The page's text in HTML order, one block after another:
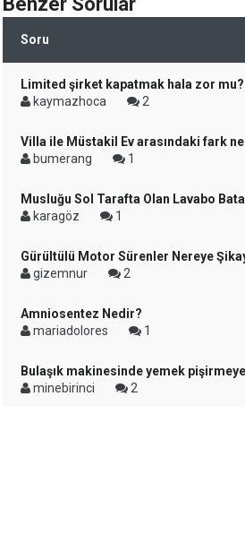
Soru
Limited şirket kapatmak hala zor mu?
kaymazhoca
2
Villa ile Müstakil Ev arasındaki fark
bumerang
1
Musluğu Sol Tarafta Olan Lavabo
karagöz
1
Gürültülü Motor Sürenler Nereye
gizemnur
2
Amniosentez Nedir?
mariadolores
1
Bulaşık makinesinde yemek
minebirinci
2